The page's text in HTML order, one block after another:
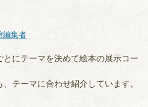
編集者
にテーマを決めて絵本の展示コー
テーマに合わせ紹介しています。